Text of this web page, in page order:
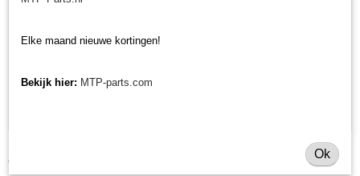
€ 24,21
Elke maand nieuwe kortingen!
Bekijk hier: MTP-parts.com
Ok